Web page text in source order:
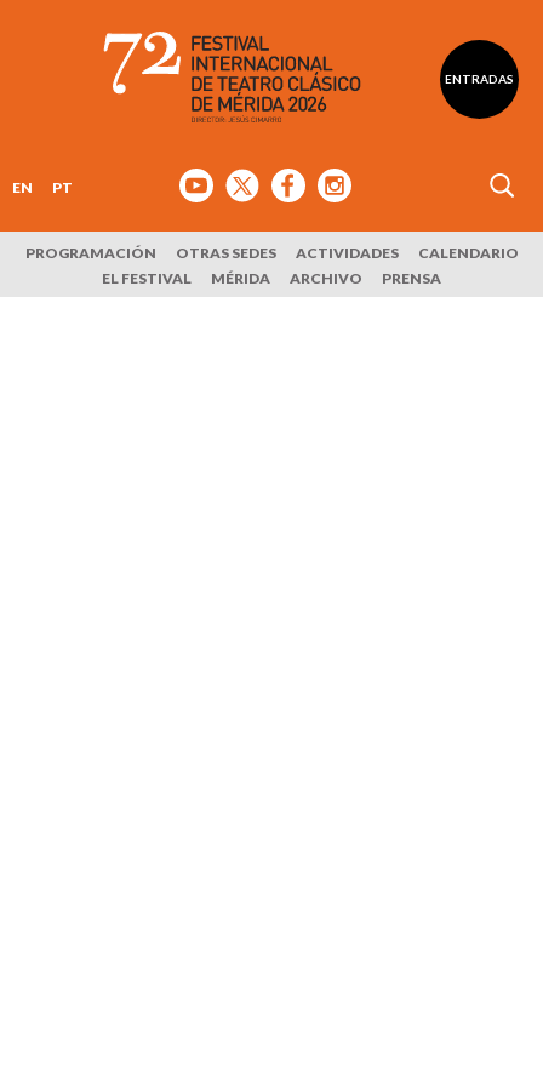
ENTRADAS
EN PT
PROGRAMACIÓN OTRAS SEDES ACTIVIDADES
CALENDARIO
EL FESTIVAL
MÉRIDA ARCHIVO PRENSA